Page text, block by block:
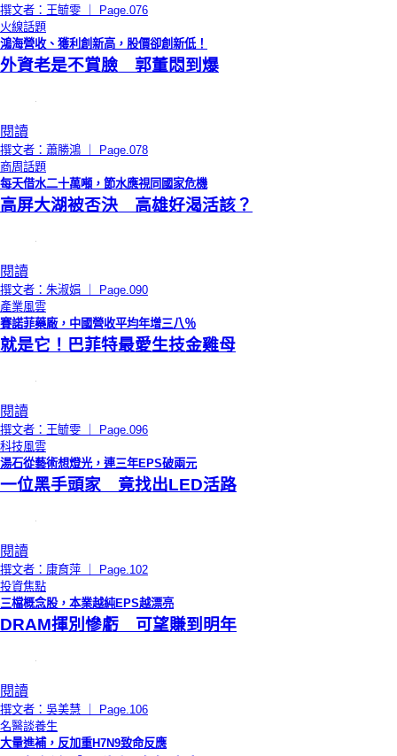
撰文者：王毓雯 ｜ Page.076
火線話題
鴻海營收、獲利創新高，股價卻創新低！
外資老是不賞臉 郭董悶到爆
閱讀
撰文者：蕭勝鴻 ｜ Page.078
商周話題
每天借水二十萬噸，節水應視同國家危機
高屏大湖被否決 高雄好渴活該？
閱讀
撰文者：朱淑娟 ｜ Page.090
產業風雲
賽諾菲藥廠，中國營收平均年增三八％
就是它！巴菲特最愛生技金雞母
閱讀
撰文者：王毓雯 ｜ Page.096
科技風雲
湯石從藝術想燈光，連三年EPS破兩元
一位黑手頭家 竟找出LED活路
閱讀
撰文者：康育萍 ｜ Page.102
投資焦點
三檔概念股，本業越純EPS越漂亮
DRAM揮別慘虧 可望賺到明年
閱讀
撰文者：吳美慧 ｜ Page.106
名醫談養生
大量進補，反加重H7N9致命反應